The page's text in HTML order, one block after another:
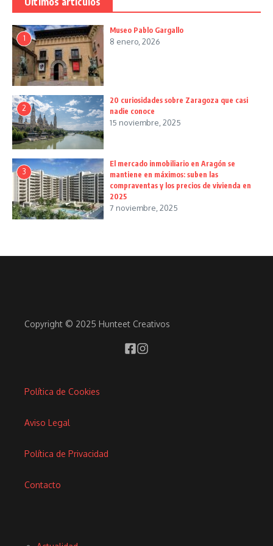
1
Museo Pablo Gargallo
8 enero, 2026
2
20 curiosidades sobre Zaragoza que casi
nadie conoce
15 noviembre, 2025
3
El mercado inmobiliario en Aragón se
mantiene en máximos: suben las
compraventas y los precios de vivienda en
2025
7 noviembre, 2025
Copyright © 2025 Hunteet Creativos
Política de Cookies
Aviso Legal
Política de Privacidad
Contacto